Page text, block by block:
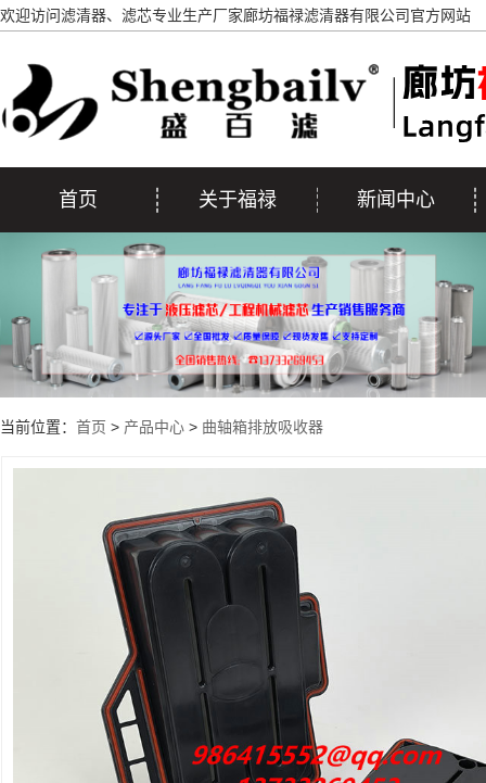
欢迎访问滤清器、滤芯专业生产厂家廊坊福禄滤清器有限公司官方网站
首页 关于福禄 新闻中心
当前位置： 首页 > 产品中心 > 曲轴箱排放吸收器